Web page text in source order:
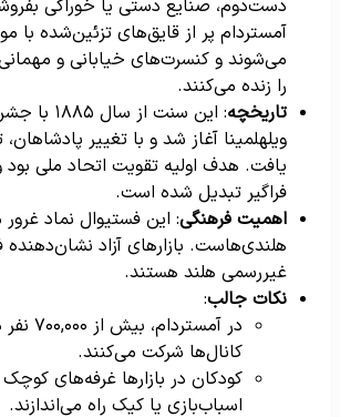
دست‌دوم، صنایع دستی یا خوراکی
آمستردام پر از قایق‌های تزئین‌شده با
می‌شوند و کنسرت‌های خیابانی و
را زنده می‌کنند.
تاریخچه
: این سنت از
ویلهلمینا آغاز شد و با تغییر پادشاهان،
یافت. هدف اولیه تقویت اتحاد ملی بود
فراگیر تبدیل شده است.
اهمیت فرهنگی: این فستیوال نماد غرور
هلندی‌هاست. بازارهای آزاد نشان‌دهنده
غیررسمی هلند هستند.
نکات جالب:
در آمستردام،
کانال‌ها شرکت می‌کنند.
کودکان در بازارها غرفه‌های کوچک
اسباب‌بازی یا کیک راه می‌اندازند.